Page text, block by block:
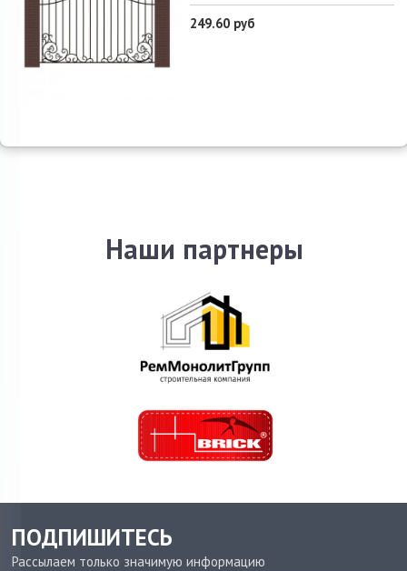
249.60 руб
Наши партнеры
ПОДПИШИТЕСЬ
Рассылаем только значимую информацию